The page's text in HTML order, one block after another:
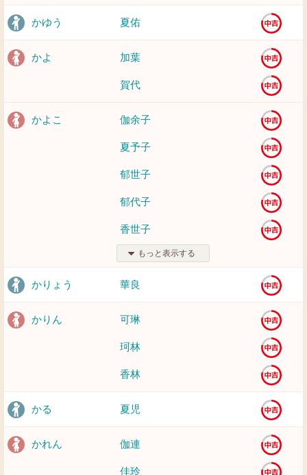
かゆう 夏佑
かよ 加葉
賀代
かよこ 伽余子
夏予子
郁世子
郁代子
香世子
もっと表示する
かりょう 華良
かりん 可琳
珂林
香林
かる 夏児
かれん 伽連
佳玲